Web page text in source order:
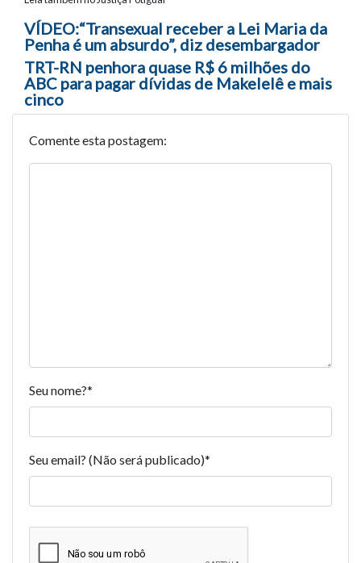
Navegação entre posts
VÍDEO:“Transexual receber a Lei Maria da
Penha é um absurdo”, diz desembargador
TRT-RN penhora quase R$ 6 milhões do
ABC para pagar dívidas de Makelelê e mais
cinco
Comente esta postagem:
Seu nome?*
Seu email? (Não será publicado)*